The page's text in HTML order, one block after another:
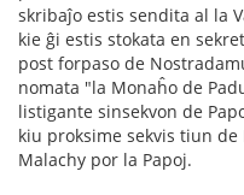
skribaĵo estis sendita al la
kie ĝi estis stokata en
post forpaso de
nomata "la Monaĥo de
listigante sinsekvon de
kiu proksime sekvis tiun
Malachy por la Papoj.